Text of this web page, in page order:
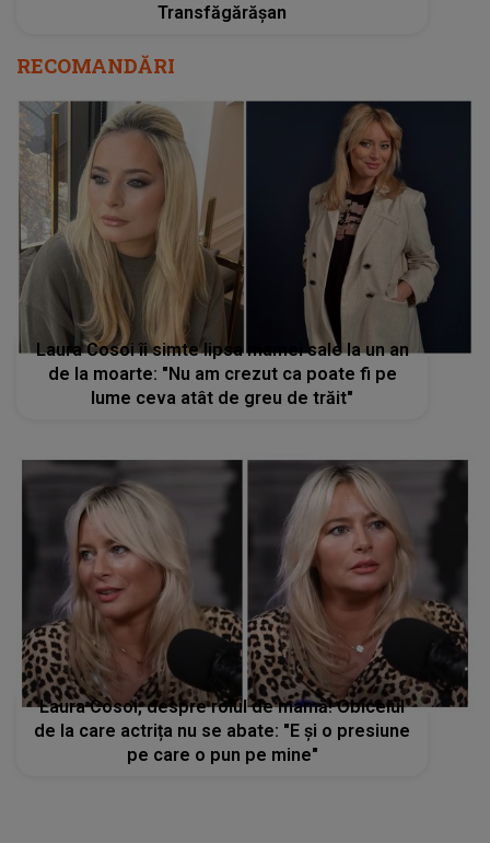
Transfăgărășan
RECOMANDĂRI
Laura Cosoi îi simte lipsa mamei sale la un an
de la moarte: "Nu am crezut ca poate fi pe
lume ceva atât de greu de trăit"
Laura Cosoi, despre rolul de mamă! Obiceiul
de la care actrița nu se abate: "E și o presiune
pe care o pun pe mine"